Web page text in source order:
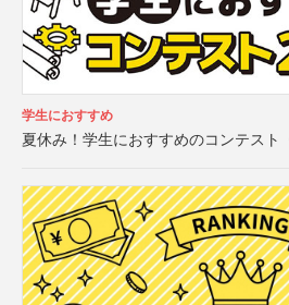
学生におすすめ
夏休み！学生におすすめのコンテスト